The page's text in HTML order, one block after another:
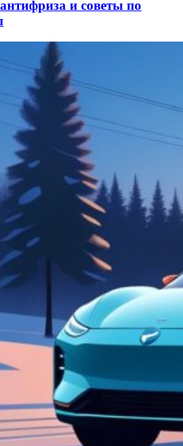
и советы по